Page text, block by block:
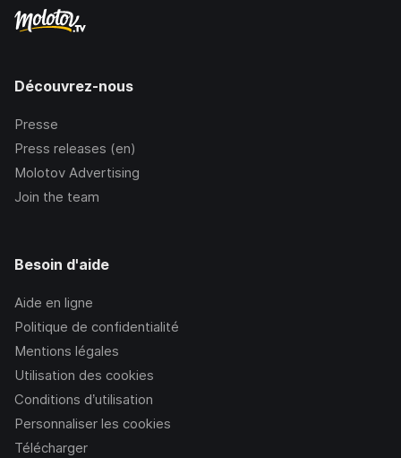
Découvrez-nous
Presse
Press releases (en)
Molotov Advertising
Join the team
Besoin d'aide
Aide en ligne
Politique de confidentialité
Mentions légales
Utilisation des cookies
Conditions d’utilisation
Personnaliser les cookies
Télécharger